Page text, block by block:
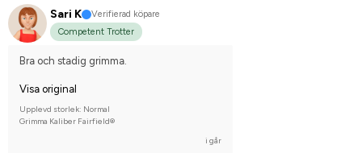
Sari K
Verifierad köpare
Competent Trotter
Bra och stadig grimma.
Visa original
Upplevd storlek: Normal
Grimma Kaliber Fairfield®
i går